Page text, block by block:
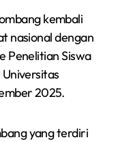
kembali
nasional dengan
Penelitian Siswa
Universitas
2025.
yang terdiri